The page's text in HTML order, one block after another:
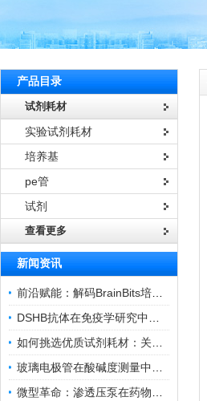
产品目录
试剂耗材
实验试剂耗材
培养基
pe管
试剂
查看更多
新闻资讯